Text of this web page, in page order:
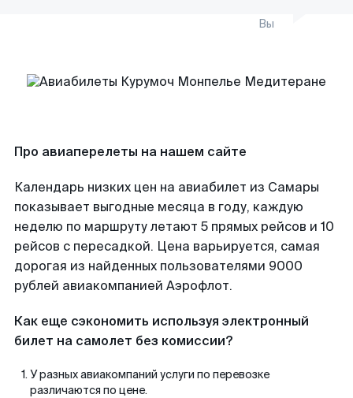
Вы
Про авиаперелеты на нашем сайте
Календарь низких цен на авиабилет из Самары
показывает выгодные месяца в году, каждую
неделю по маршруту летают 5 прямых рейсов и 10
рейсов с пересадкой. Цена варьируется, самая
дорогая из найденных пользователями 9000
рублей авиакомпанией Аэрофлот.
Как еще сэкономить используя электронный
билет на самолет без комиссии?
У разных авиакомпаний услуги по перевозке
различаются по цене.